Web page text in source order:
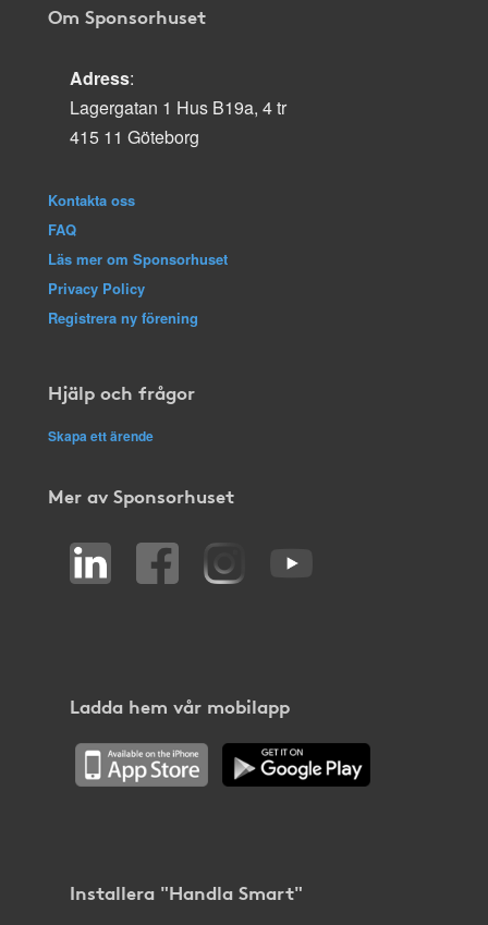
Om Sponsorhuset
Adress:
Lagergatan 1 Hus B19a, 4 tr
415 11 Göteborg
Kontakta oss
FAQ
Läs mer om Sponsorhuset
Privacy Policy
Registrera ny förening
Hjälp och frågor
Skapa ett ärende
Mer av Sponsorhuset
Ladda hem vår mobilapp
Installera "Handla Smart"